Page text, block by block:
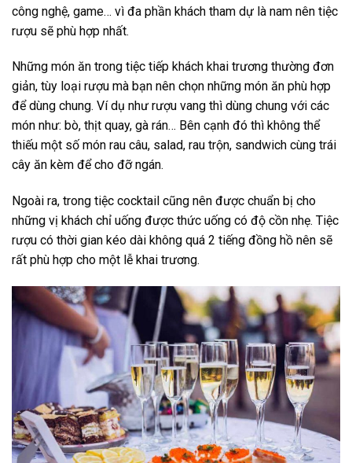
công nghệ, game… vì đa phần khách tham dự là nam nên tiệc
rượu sẽ phù hợp nhất.
Những món ăn trong tiệc tiếp khách khai trương thường đơn
giản, tùy loại rượu mà bạn nên chọn những món ăn phù hợp
để dùng chung. Ví dụ như rượu vang thì dùng chung với các
món như: bò, thịt quay, gà rán… Bên cạnh đó thì không thể
thiếu một số món rau câu, salad, rau trộn, sandwich cùng trái
cây ăn kèm để cho đỡ ngán.
Ngoài ra, trong tiệc cocktail cũng nên được chuẩn bị cho
những vị khách chỉ uống được thức uống có độ cồn nhẹ. Tiệc
rượu có thời gian kéo dài không quá 2 tiếng đồng hồ nên sẽ
rất phù hợp cho một lễ khai trương.